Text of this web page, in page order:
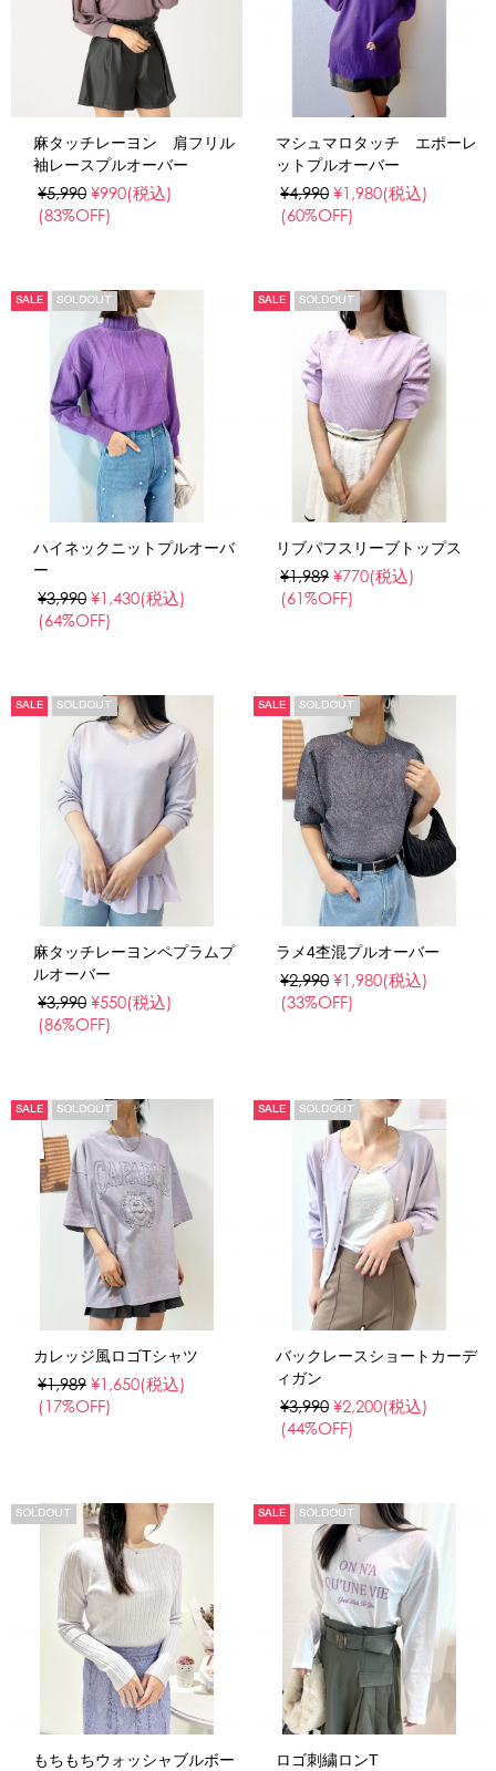
麻タッチレーヨン 肩フリル
袖レースプルオーバー
¥5,990 ¥990(税込)
(83%OFF)
マシュマロタッチ エポーレ
ットプルオーバー
¥4,990 ¥1,980(税込)
(60%OFF)
SALE SOLDOUT
ハイネックニットプルオーバ
ー
¥3,990 ¥1,430(税込)
(64%OFF)
SALE SOLDOUT
リブパフスリーブトップス
¥1,989 ¥770(税込)
(61%OFF)
SALE SOLDOUT
麻タッチレーヨンペプラムプ
ルオーバー
¥3,990 ¥550(税込)
(86%OFF)
SALE SOLDOUT
ラメ4杢混プルオーバー
¥2,990 ¥1,980(税込)
(33%OFF)
SALE SOLDOUT
カレッジ風ロゴTシャツ
¥1,989 ¥1,650(税込)
(17%OFF)
SALE SOLDOUT
バックレースショートカーデ
ィガン
¥3,990 ¥2,200(税込)
(44%OFF)
SOLDOUT
もちもちウォッシャブルボー
SALE SOLDOUT
ロゴ刺繍ロンT